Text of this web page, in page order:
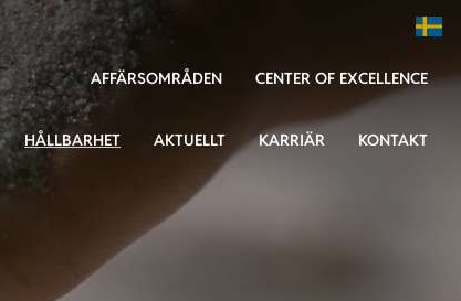
AFFÄRSOMRÅDEN CENTER OF EXCELLENCE
HÅLLBARHET AKTUELLT KARRIÄR KONTAKT